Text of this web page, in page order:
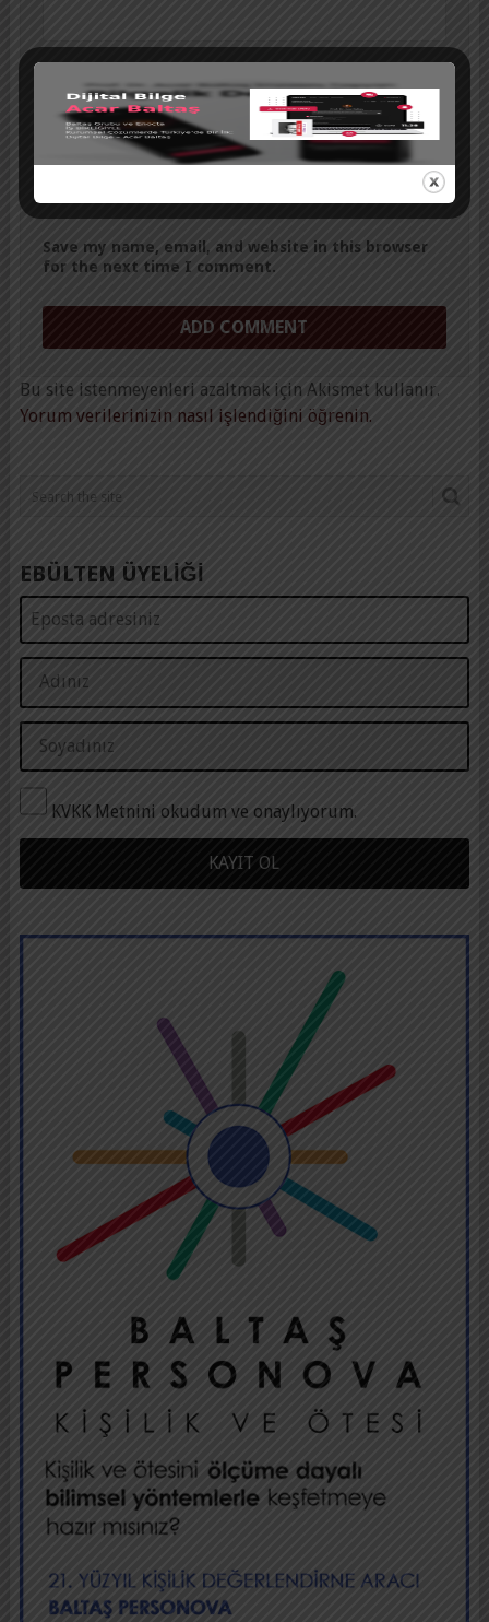
Website:
Save my name, email, and website in this browser
for the next time I comment.
Bu site istenmeyenleri azaltmak için Akismet kullanır.
Yorum verilerinizin nasıl işlendiğini öğrenin.
EBÜLTEN ÜYELİĞİ
KVKK Metnini okudum ve onaylıyorum.